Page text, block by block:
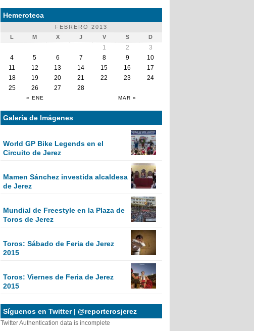
Hemeroteca
FEBRERO 2013
L
M X J V S D
« ENE MAR »
1 2
3
4
5 6 7 8 9
10
11
12 13 14 15 16
17
18
19 20 21 22 23
24
25
26 27 28
Galería de Imágenes
World GP Bike Legends en el
Circuito de Jerez
Mamen Sánchez investida alcaldesa
de Jerez
Mundial de Freestyle en la Plaza de
Toros de Jerez
Toros: Sábado de Feria de Jerez
2015
Toros: Viernes de Feria de Jerez
2015
Síguenos en Twitter | @reporterosjerez
Twitter Authentication data is incomplete